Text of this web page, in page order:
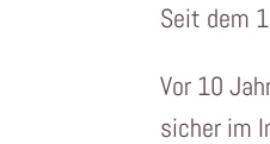
Seit dem
Vor 10
sicher im